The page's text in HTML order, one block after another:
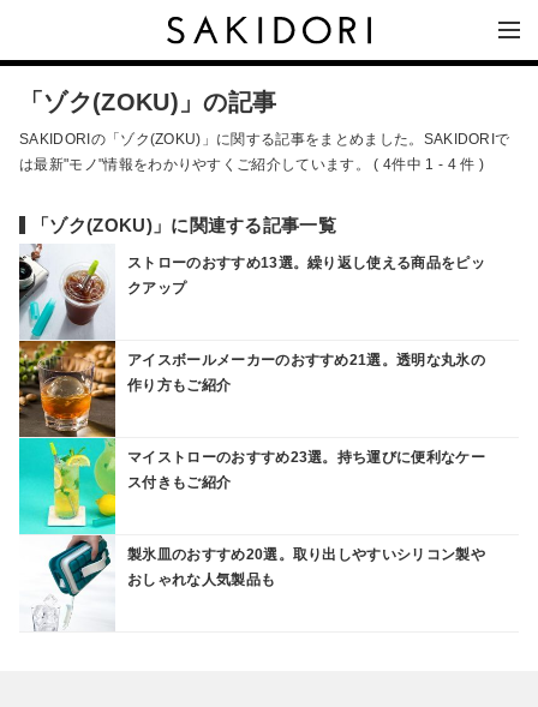
「ゾク(ZOKU)」の記事
SAKIDORIの「ゾク(ZOKU)」に関する記事をまとめました。SAKIDORIで
は最新"モノ"情報をわかりやすくご紹介しています。 ( 4件中 1 - 4 件 )
「ゾク(ZOKU)」に関連する記事一覧
ストローのおすすめ13選。繰り返し使える商品をピッ
クアップ
アイスボールメーカーのおすすめ21選。透明な丸氷の
作り方もご紹介
マイストローのおすすめ23選。持ち運びに便利なケー
ス付きもご紹介
製氷皿のおすすめ20選。取り出しやすいシリコン製や
おしゃれな人気製品も